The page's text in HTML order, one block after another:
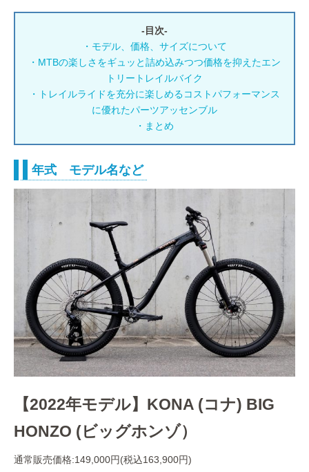
-目次-
・モデル、価格、サイズについて
・MTBの楽しさをギュッと詰め込みつつ価格を抑えたエン
トリートレイルバイク
・トレイルライドを充分に楽しめるコストパフォーマンス
に優れたパーツアッセンブル
・まとめ
年式 モデル名など
【2022年モデル】KONA (コナ) BIG
HONZO (ビッグホンゾ）
通常販売価格:149,000円(税込163,900円)